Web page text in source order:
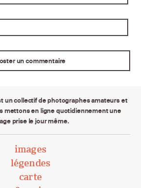
un collectif de photographes amateurs et
mettons en ligne quotidiennement une
prise le jour même.
images
légendes
carte